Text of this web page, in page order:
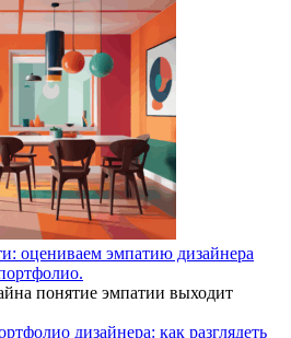
оцениваем эмпатию дизайнера
понятие эмпатии выходит